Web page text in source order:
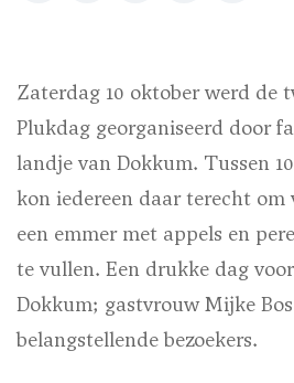
Zaterdag 10 oktober werd de
Plukdag georganiseerd door
landje van Dokkum. Tussen
kon iedereen daar terecht om
een emmer met appels en
te vullen. Een drukke dag
Dokkum; gastvrouw Mijke
belangstellende bezoekers.